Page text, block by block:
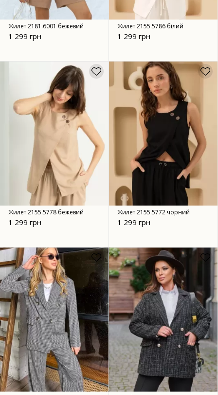
Жилет 2181.6001 бежевий
1 299 грн
Жилет 2155.5786 білий
1 299 грн
Жилет 2155.5778 бежевий
1 299 грн
Жилет 2155.5772 чорний
1 299 грн